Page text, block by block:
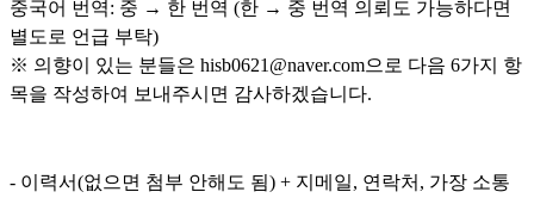
중국어 번역: 중 → 한 번역 (한 → 중 번역 의뢰도 가능하다면
별도로 언급 부탁)
※ 의향이 있는 분들은 hisb0621@naver.com으로 다음 6가지 항
목을 작성하여 보내주시면 감사하겠습니다.
- 이력서(없으면 첨부 안해도 됨) + 지메일, 연락처, 가장 소통